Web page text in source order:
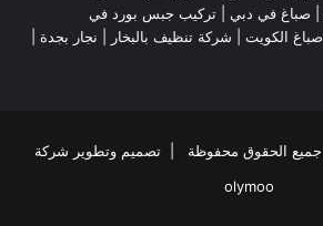
صباغ في دبي
تركيب جبس بورد في
صباغ الكويت شركة تنظيف بالبخار نجار بجدة
olymoo